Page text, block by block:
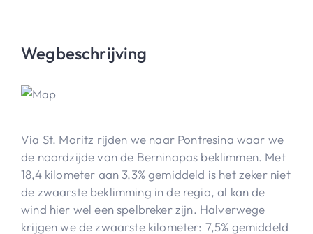
Wegbeschrijving
Via St. Moritz rijden we naar Pontresina waar we
de noordzijde van de Berninapas beklimmen. Met
18,4 kilometer aan 3,3% gemiddeld is het zeker niet
de zwaarste beklimming in de regio, al kan de
wind hier wel een spelbreker zijn. Halverwege
krijgen we de zwaarste kilometer: 7,5% gemiddeld